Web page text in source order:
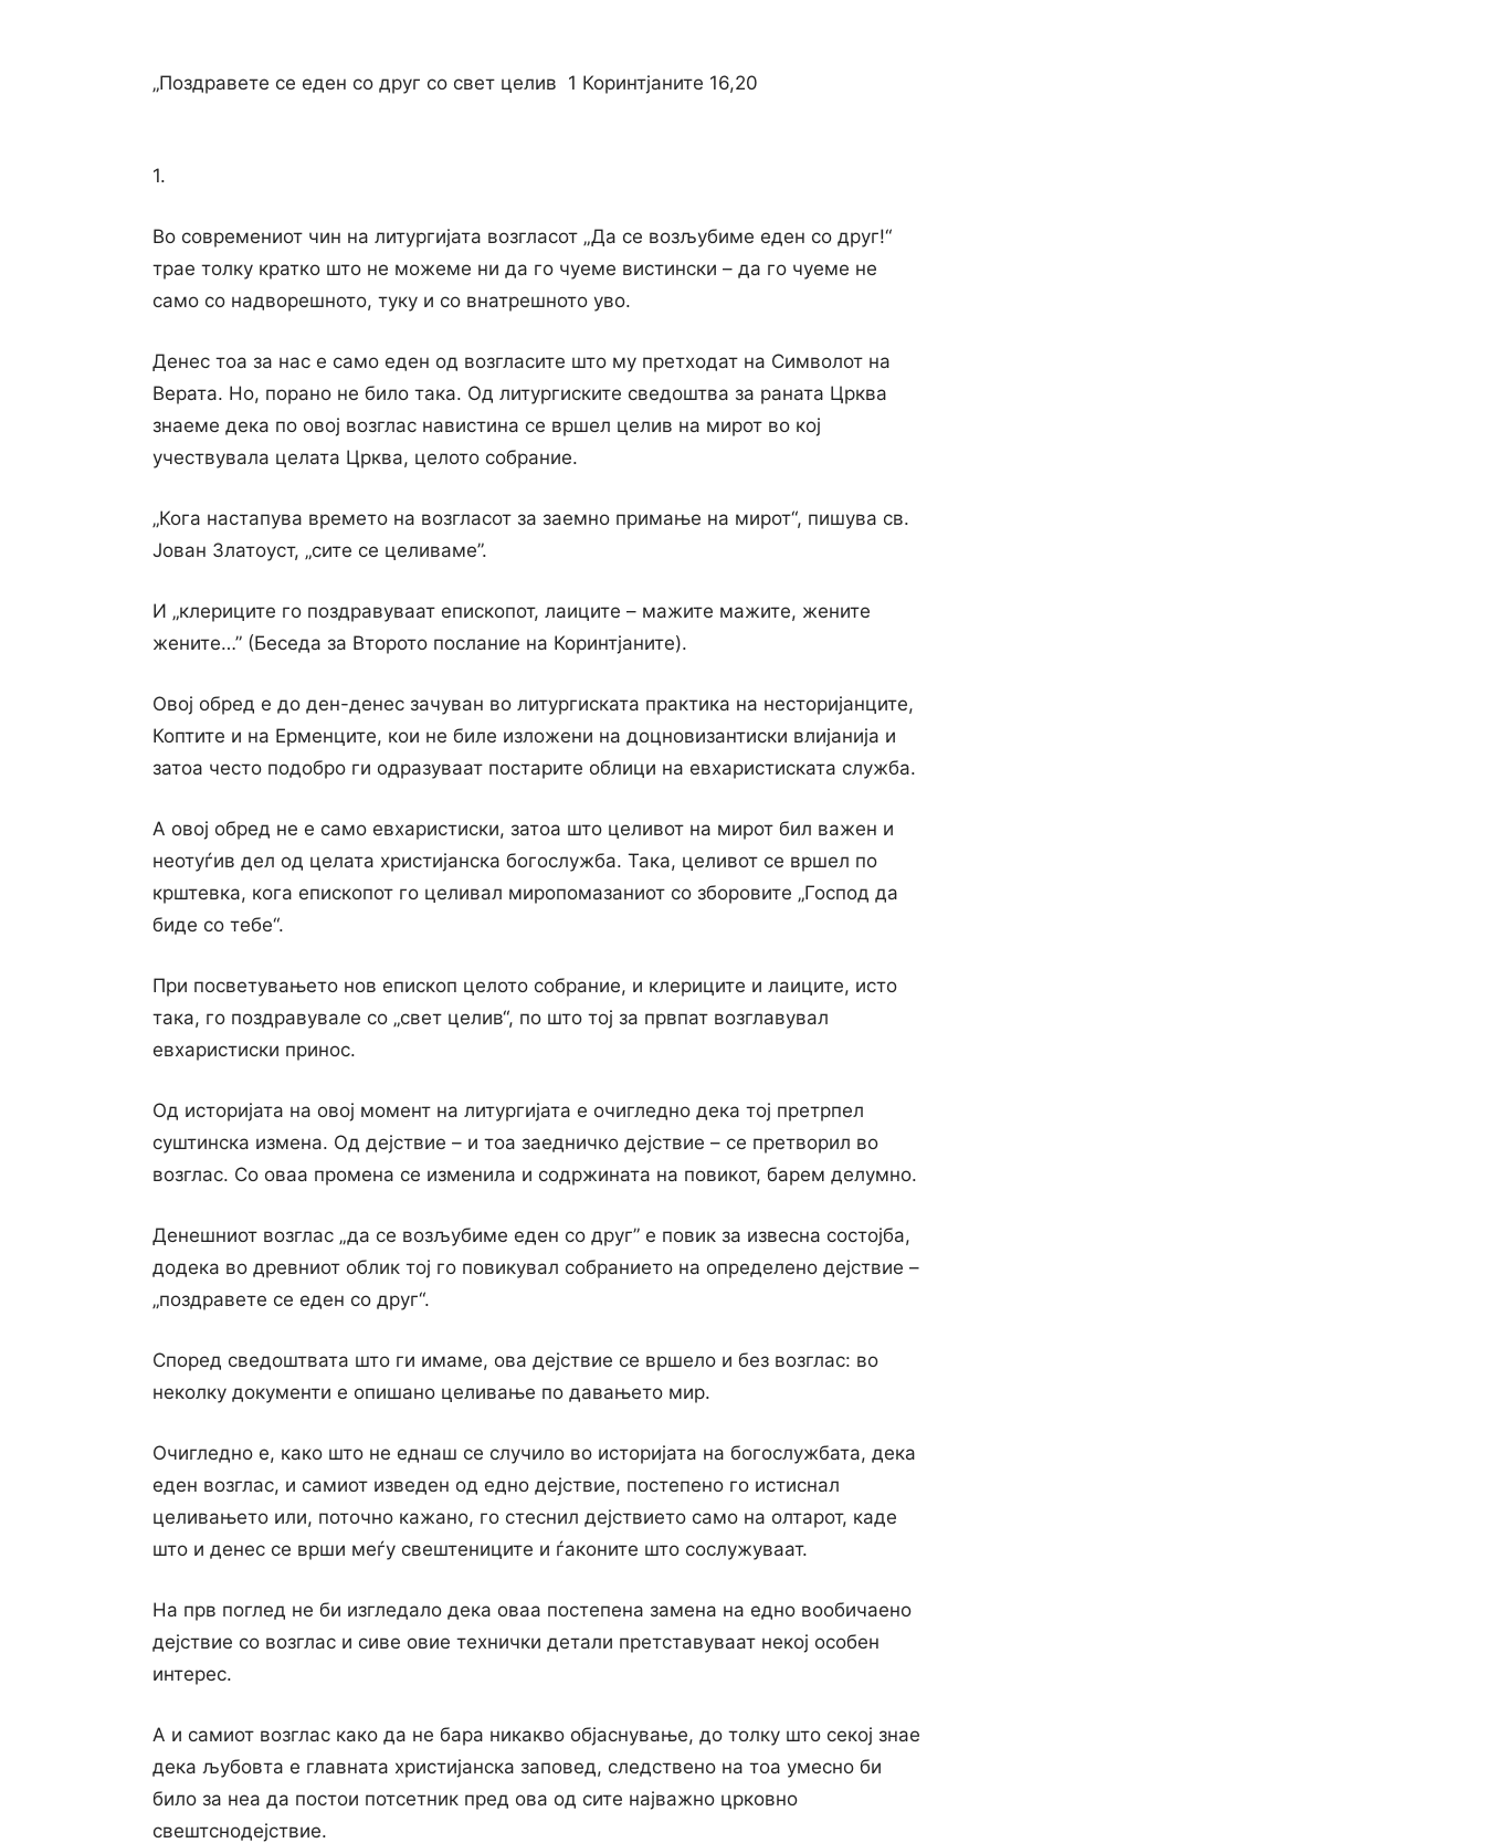
„Поздравете се еден со друг со свет целив 1 Коринтјаните 16,20
1.
Во современиот чин на литургијата возгласот „Да се возљубиме еден со друг!“
трае толку кратко што не можеме ни да го чуеме вистински – да го чуеме не
само со надворешното, туку и со внатрешното уво.
Денес тоа за нас е само еден од возгласите што му претходат на Символот на
Верата. Но, порано не било така. Од литургиските сведоштва за раната Црква
знаеме дека по овој возглас навистина се вршел целив на мирот во кој
учествувала целата Црква, целото собрание.
„Кога настапува времето на возгласот за заемно примање на мирот“, пишува св.
Јован Златоуст, „сите се целиваме”.
И „клериците го поздравуваат епископот, лаиците – мажите мажите, жените
жените…” (Беседа за Второто послание на Коринтјаните).
Овој обред е до ден-денес зачуван во литургиската практика на несторијанците,
Коптите и на Ерменците, кои не биле изложени на доцновизантиски влијанија и
затоа често подобро ги одразуваат постарите облици на евхаристиската служба.
А овој обред не е само евхаристиски, затоа што целивот на мирот бил важен и
неотуѓив дел од целата христијанска богослужба. Така, целивот се вршел по
крштевка, кога епископот го целивал миропомазаниот со зборовите „Господ да
биде со тебе“.
При посветувањето нов епископ целото собрание, и клериците и лаиците, исто
така, го поздравувале со „свет целив“, по што тој за првпат возглавувал
евхаристиски принос.
Од историјата на овој момент на литургијата е очигледно дека тој претрпел
суштинска измена. Од дејствие – и тоа заедничко дејствие – се претворил во
возглас. Со оваа промена се изменила и содржината на повикот, барем делумно.
Денешниот возглас „да се возљубиме еден со друг” е повик за извесна состојба,
додека во древниот облик тој го повикувал собранието на определено дејствие –
„поздравете се еден со друг“.
Според сведоштвата што ги имаме, ова дејствие се вршело и без возглас: во
неколку документи е опишано целивање по давањето мир.
Очигледно е, како што не еднаш се случило во историјата на богослужбата, дека
еден возглас, и самиот изведен од едно дејствие, постепено го истиснал
целивањето или, поточно кажано, го стеснил дејствието само на олтарот, каде
што и денес се врши меѓу свештениците и ѓаконите што сослужуваат.
На прв поглед не би изгледало дека оваа постепена замена на едно вообичаено
дејствие со возглас и сиве овие технички детали претставуваат некој особен
интерес.
А и самиот возглас како да не бара никакво објаснување, до толку што секој знае
дека љубовта е главната христијанска заповед, следствено на тоа умесно би
било за неа да постои потсетник пред ова од сите најважно црковно
свештснодејствие.